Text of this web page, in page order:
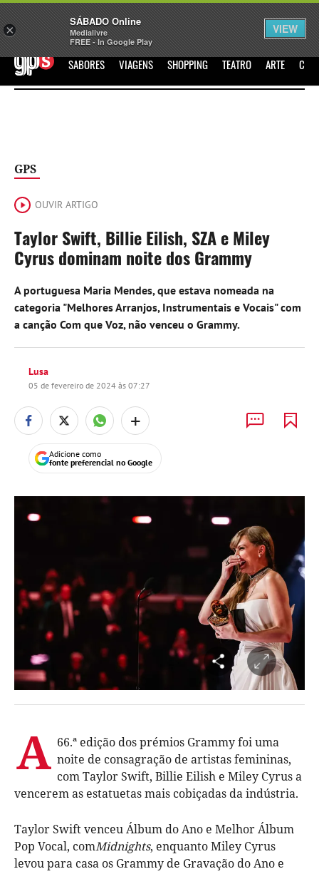
Sábado Assine Iniciar Sessão
GPS SABORES VIAGENS SHOPPING TEATRO ARTE
GPS
OUVIR ARTIGO
Taylor Swift, Billie Eilish, SZA e Miley
Cyrus dominam noite dos Grammy
A portuguesa Maria Mendes, que estava nomeada na
categoria "Melhores Arranjos, Instrumentais e Vocais" com
a canção Com que Voz, não venceu o Grammy.
Lusa
05 de fevereiro de 2024 às 07:27
+
Adicione como
fonte preferencial no Google
A 66.ª edição dos prémios Grammy foi uma
noite de consagração de artistas femininas,
com Taylor Swift, Billie Eilish e Miley Cyrus a
vencerem as estatuetas mais cobiçadas da indústria.
Taylor Swift venceu Álbum do Ano e Melhor Álbum
Pop Vocal, comMidnights, enquanto Miley Cyrus
levou para casa os Grammy de Gravação do Ano e
×
SÁBADO Online
Medialivre
FREE - In Google Play
VIEW